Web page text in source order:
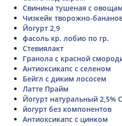
Свинина тушеная с
Чизкейк творожно-
Йогурт 2,9
фасоль кр. лобио по гр.
Стевиялакт
Гранола с красной
Антиоксикапс с селеном
Бейгл с диким лососем
Латте Прайм
Йогурт натуральный 2,5%
йогурт без компонентов
Антиоксикапс с цинком